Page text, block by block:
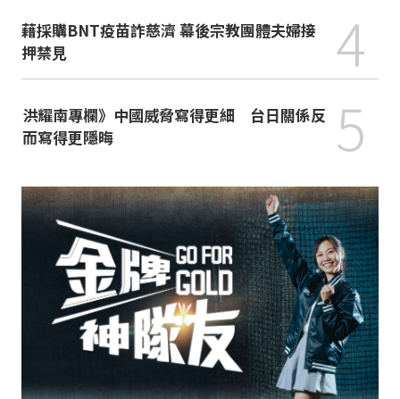
藉採購BNT疫苗詐慈濟 幕後宗教團體夫婦接
押禁見
4
洪耀南專欄》中國威脅寫得更細 台日關係反
而寫得更隱晦
5